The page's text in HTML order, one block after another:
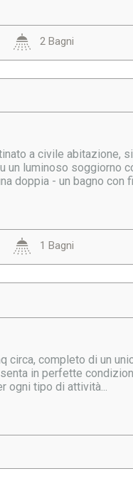
2 Bagni
a civile abitazione,
luminoso soggiorno
doppia - un bagno con
1 Bagni
completo di un
in perfette
ogni tipo di attività...